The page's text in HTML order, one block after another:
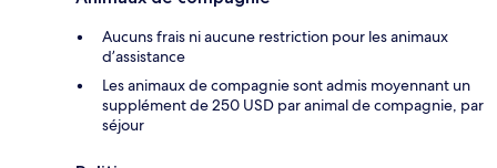
Aucuns frais ni aucune restriction pour les animaux
d’assistance
Les animaux de compagnie sont admis moyennant un
supplément de 250 USD par animal de compagnie, par
séjour